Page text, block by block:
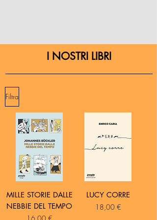
I NOSTRI LIBRI
Filtra
MILLE STORIE DALLE
NEBBIE DEL TEMPO
Prezzo
LUCY CORRE
Prezzo
18,00 €